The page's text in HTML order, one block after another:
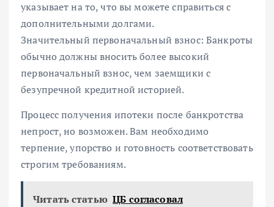
указывает на то, что вы можете справиться с
дополнительными долгами.
Значительный первоначальный взнос: Банкроты
обычно должны вносить более высокий
первоначальный взнос, чем заемщики с
безупречной кредитной историей.
Процесс получения ипотеки после банкротства
непрост, но возможен. Вам необходимо
терпение, упорство и готовность соответствовать
строгим требованиям.
Читать статью ЦБ согласовал